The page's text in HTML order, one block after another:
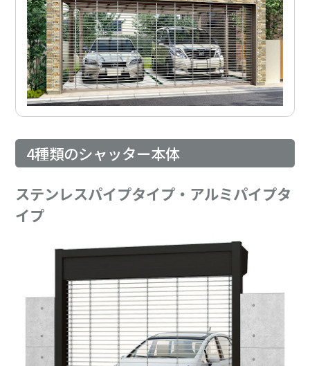
4種類のシャッター本体
ステンレスパイプタイプ・アルミパイプタ
イプ